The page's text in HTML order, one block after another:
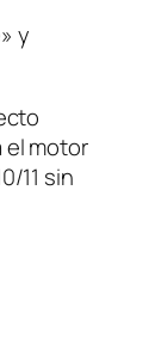
y
el motor
11 sin